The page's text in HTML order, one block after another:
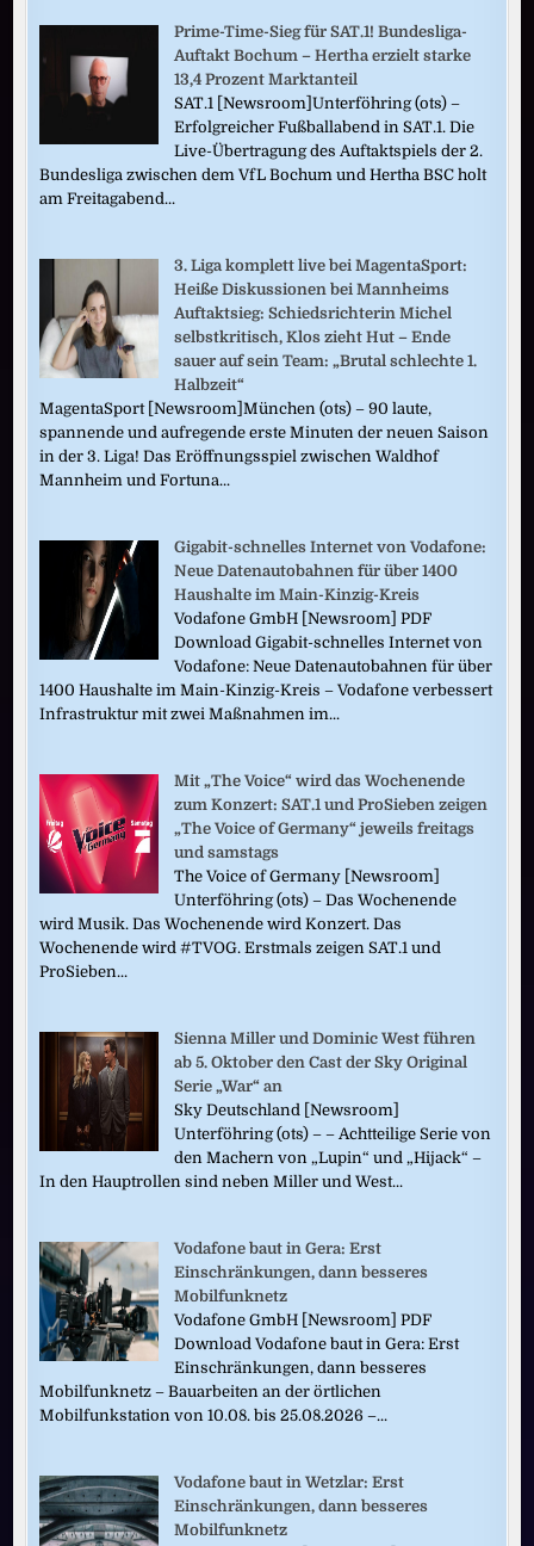
Prime-Time-Sieg für SAT.1! Bundesliga-
Auftakt Bochum – Hertha erzielt starke
13,4 Prozent Marktanteil
SAT.1 [Newsroom]Unterföhring (ots) –
Erfolgreicher Fußballabend in SAT.1. Die
Live-Übertragung des Auftaktspiels der 2.
Bundesliga zwischen dem VfL Bochum und Hertha BSC holt
am Freitagabend...
3. Liga komplett live bei MagentaSport:
Heiße Diskussionen bei Mannheims
Auftaktsieg: Schiedsrichterin Michel
selbstkritisch, Klos zieht Hut – Ende
sauer auf sein Team: „Brutal schlechte 1.
Halbzeit“
MagentaSport [Newsroom]München (ots) – 90 laute,
spannende und aufregende erste Minuten der neuen Saison
in der 3. Liga! Das Eröffnungsspiel zwischen Waldhof
Mannheim und Fortuna...
Gigabit-schnelles Internet von Vodafone:
Neue Datenautobahnen für über 1400
Haushalte im Main-Kinzig-Kreis
Vodafone GmbH [Newsroom] PDF
Download Gigabit-schnelles Internet von
Vodafone: Neue Datenautobahnen für über
1400 Haushalte im Main-Kinzig-Kreis – Vodafone verbessert
Infrastruktur mit zwei Maßnahmen im...
Mit „The Voice“ wird das Wochenende
zum Konzert: SAT.1 und ProSieben zeigen
„The Voice of Germany“ jeweils freitags
und samstags
The Voice of Germany [Newsroom]
Unterföhring (ots) – Das Wochenende
wird Musik. Das Wochenende wird Konzert. Das
Wochenende wird #TVOG. Erstmals zeigen SAT.1 und
ProSieben...
Sienna Miller und Dominic West führen
ab 5. Oktober den Cast der Sky Original
Serie „War“ an
Sky Deutschland [Newsroom]
Unterföhring (ots) – – Achtteilige Serie von
den Machern von „Lupin“ und „Hijack“ –
In den Hauptrollen sind neben Miller und West...
Vodafone baut in Gera: Erst
Einschränkungen, dann besseres
Mobilfunknetz
Vodafone GmbH [Newsroom] PDF
Download Vodafone baut in Gera: Erst
Einschränkungen, dann besseres
Mobilfunknetz – Bauarbeiten an der örtlichen
Mobilfunkstation von 10.08. bis 25.08.2026 –...
Vodafone baut in Wetzlar: Erst
Einschränkungen, dann besseres
Mobilfunknetz